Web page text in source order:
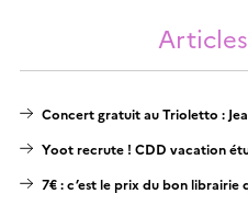
Concert gratuit au Trioletto :
Yoot recrute ! CDD vacation
7€ : c’est le prix du bon